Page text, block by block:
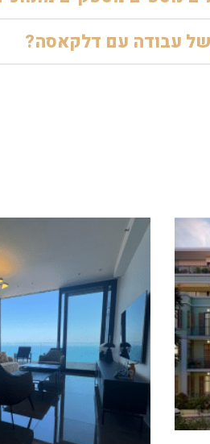
של עבודה עם דלקאסה?